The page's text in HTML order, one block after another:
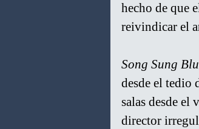
hecho de que
reivindicar el
Song Sung
desde el tedio
salas desde el
director